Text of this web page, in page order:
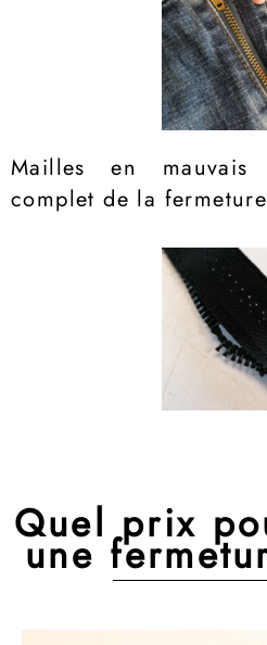
Mailles en mauvais
complet de la
Quel prix
une